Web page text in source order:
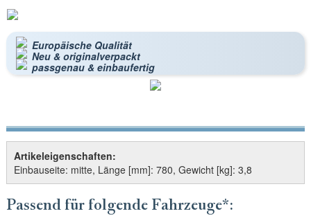
Europäische Qualität
Neu & originalverpackt
passgenau & einbaufertig
Artikeleigenschaften:
Einbauseite: mitte, Länge [mm]: 780, Gewicht [kg]: 3,8
Passend für folgende Fahrzeuge*: